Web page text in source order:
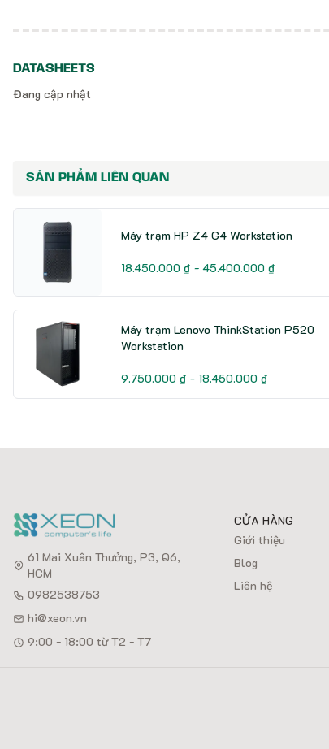
DATASHEETS
Đang cập nhật
SẢN PHẨM LIÊN QUAN
Máy trạm HP Z4 G4 Workstation
18.450.000 ₫ - 45.400.000 ₫
Máy trạm Lenovo ThinkStation P520
Workstation
9.750.000 ₫ - 18.450.000 ₫
61 Mai Xuân Thưởng, P3, Q6,
HCM
0982538753
hi@xeon.vn
9:00 - 18:00 từ T2 - T7
CỬA HÀNG
Giới thiệu
Blog
Liên hệ